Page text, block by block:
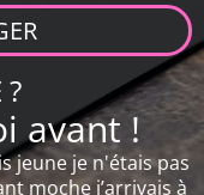
?
avant !
jeune je n'étais pas
moche j’arrivais à